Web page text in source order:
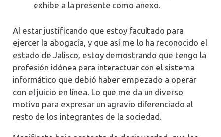
exhibe a la presente como anexo.
Al estar justificando que estoy facultado para
ejercer la abogacía, y que así me lo ha reconocido el
estado de Jalisco, estoy demostrando que tengo la
profesión idónea para interactuar con el sistema
informático que debió haber empezado a operar
con el juicio en línea. Lo que me da un diverso
motivo para expresar un agravio diferenciado al
resto de los integrantes de la sociedad.